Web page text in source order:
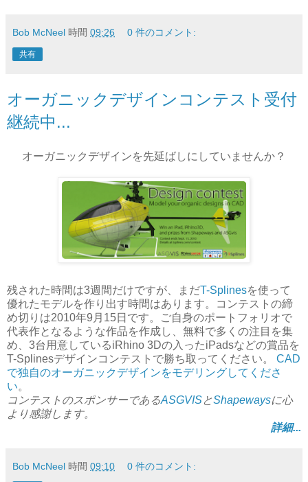
Bob McNeel 時間 09:26 0 件のコメント:
共有
オーガニックデザインコンテスト受付
継続中...
オーガニックデザインを先延ばしにしていませんか？
残された時間は3週間だけですが、まだT-Splinesを使って
優れたモデルを作り出す時間はあります。コンテストの締
め切りは2010年9月15日です。ご自身のポートフォリオで
代表作となるような作品を作成し、無料で多くの注目を集
め、3台用意しているiRhino 3Dの入ったiPadsなどの賞品を
T-Splinesデザインコンテストで勝ち取ってください。 CAD
で独自のオーガニックデザインをモデリングしてくださ
い。
コンテストのスポンサーであるASGVISとShapewaysに心
より感謝します。
詳細...
Bob McNeel 時間 09:10 0 件のコメント: